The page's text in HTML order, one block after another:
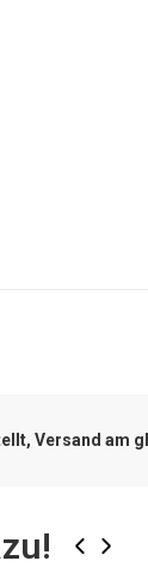
Versand am
‹ ›